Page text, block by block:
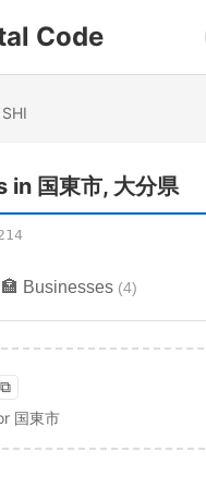
Code
in 国東市, 大分県
🏣 Businesses (4)
⧉
国東市